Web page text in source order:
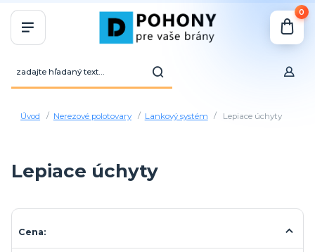
0
Úvod Nerezové polotovary Lankový systém Lepiace úchyty
Lepiace úchyty
Cena: